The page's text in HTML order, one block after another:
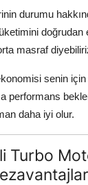
durumu
doğrudan
masraf
senin
performans
daha iyi olur.
Turbo